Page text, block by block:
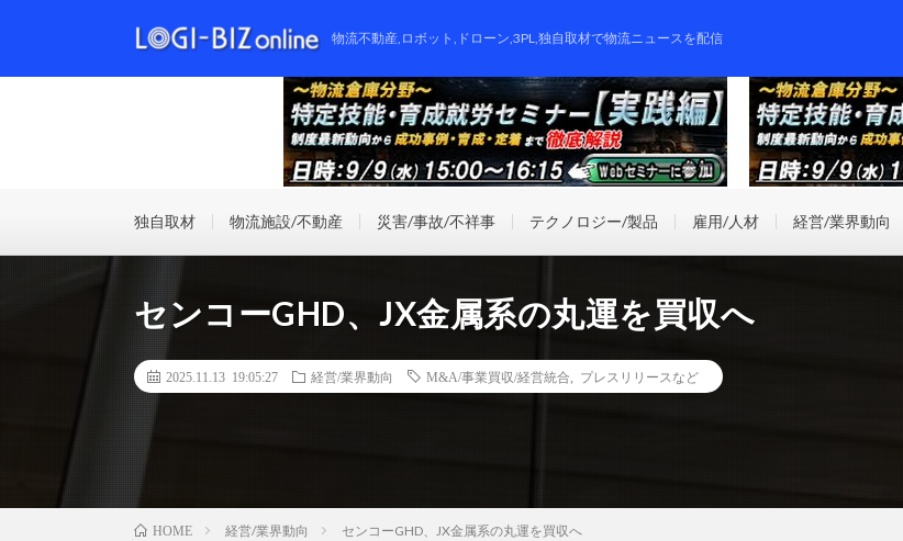
物流不動産,ロボット,ドローン,3PL,独自取材で物流ニュースを配信
独自取材 物流施設/不動産 災害/事故/不祥事 テクノロジー/製品 雇用/人材 経営/業界動向
センコーGHD、JX金属系の丸運を買収へ
2025.11.13 19:05:27 経営/業界動向 M&A/事業買収/経営統合 プレスリリースなど
HOME 経営/業界動向 センコーGHD、JX金属系の丸運を買収へ